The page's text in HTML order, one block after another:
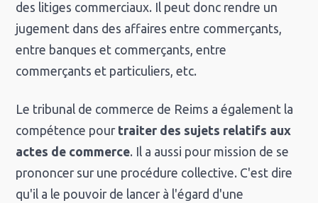
des litiges commerciaux. Il peut donc rendre un
jugement dans des affaires entre commerçants,
entre banques et commerçants, entre
commerçants et particuliers, etc.
Le tribunal de commerce de Reims a également la
compétence pour traiter des sujets relatifs aux
actes de commerce. Il a aussi pour mission de se
prononcer sur une procédure collective. C'est dire
qu'il a le pouvoir de lancer à l'égard d'une